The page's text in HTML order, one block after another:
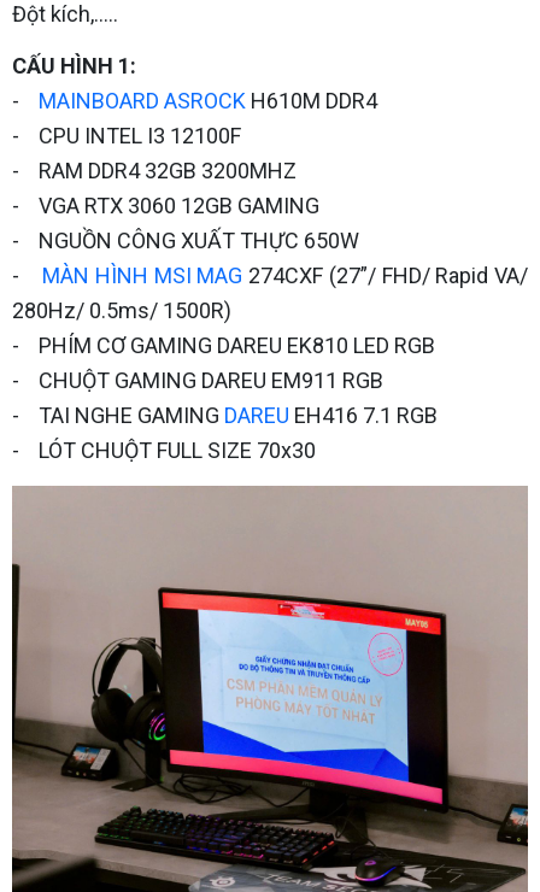
Đột kích,…..
CẤU HÌNH 1:
- MAINBOARD ASROCK H610M DDR4
- CPU INTEL I3 12100F
- RAM DDR4 32GB 3200MHZ
- VGA RTX 3060 12GB GAMING
- NGUỒN CÔNG XUẤT THỰC 650W
- MÀN HÌNH MSI MAG 274CXF (27”/ FHD/ Rapid VA/
280Hz/ 0.5ms/ 1500R)
- PHÍM CƠ GAMING DAREU EK810 LED RGB
- CHUỘT GAMING DAREU EM911 RGB
- TAI NGHE GAMING DAREU EH416 7.1 RGB
- LÓT CHUỘT FULL SIZE 70x30